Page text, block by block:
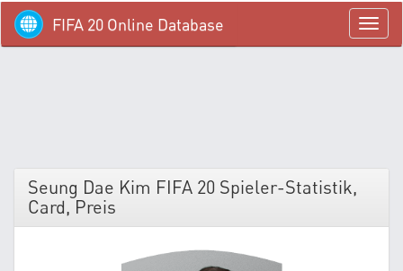
menü
FIFA 20 Online Database
Seung Dae Kim FIFA 20 Spieler-Statistik,
Card, Preis